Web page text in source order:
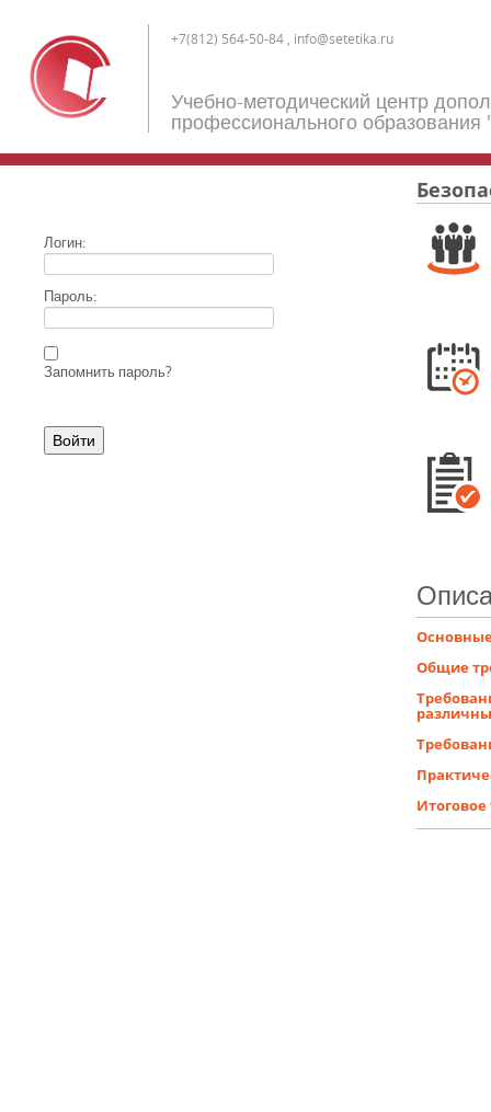
+7(812) 564-50-84 , info@setetika.ru
Учебно-методический центр
профессионального образования
Логин:
Пароль:
Запомнить пароль?
Общие